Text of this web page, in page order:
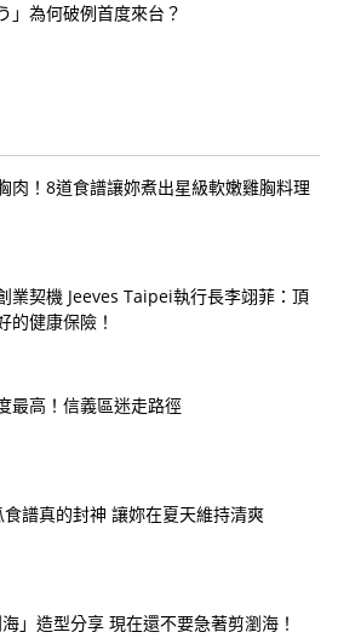
」為何破例首度來台？
肉！8道食譜讓妳煮出星級軟嫩雞胸料理
業契機 Jeeves Taipei執行長李翊菲：頂
的健康保險！
最高！信義區迷走路徑
譜真的封神 讓妳在夏天維持清爽
」造型分享 現在還不要急著剪瀏海！